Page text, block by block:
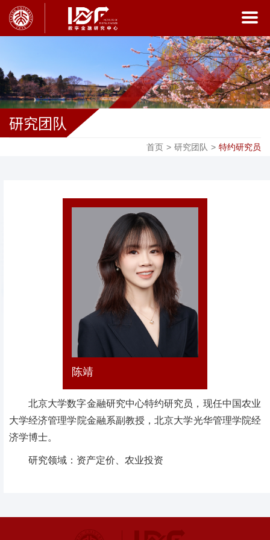
研究团队
首页 > 研究团队 > 特约研究员
陈靖
北京大学数字金融研究中心特约研究员，现任中国农业
大学经济管理学院金融系副教授，北京大学光华管理学院经
济学博士。
研究领域：资产定价、农业投资